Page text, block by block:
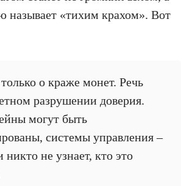
называет «тихим крахом». Вот
о краже монет. Речь
разрушении доверия.
могут быть
системы управления –
не узнает, кто это